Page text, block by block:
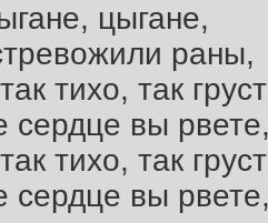
цыгане,
раны,
тихо, так
сердце вы
тихо, так
сердце вы